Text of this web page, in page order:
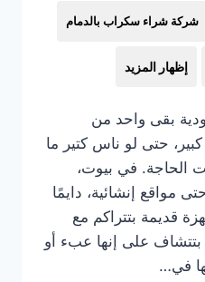
شركة شراء سكراب بالدمام
إظهار المزيد
بقى واحد من
حتى لو ناس كتير ما
الحاجة. في بيوت،
مواقع إنشائية، دايمًا
قديمة بتتراكم مع
بتتشاف على إنها عبء أو
في…